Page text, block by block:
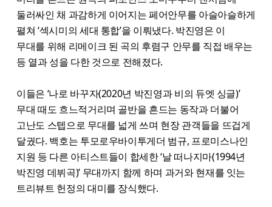
둘러싸인 채 과감하게 이어지는 페어안무를 아슬아슬하게
펼쳐 ‘섹시미의 세대 통합’을 이뤄냈다. 박진영은 이
무대를 위해 리메이크 된 곡의 후렴구 안무를 직접 배우는
등 열과 성을 다한 것으로 전해졌다.
이들은 ‘나로 바꾸자(2020년 박진영과 비의 듀엣 싱글)’
무대 때도 흐느적거리며 골반을 흔드는 동작과 더불어
고난도 스텝으로 무대를 넓게 쓰며 현장 관객들을 뜨겁게
달궜다. 백호는 투모로우바이투게더 범규, 프로미스나인
지원 등 다른 아티스트들이 합세한 ‘날 떠나지마(1994년
박진영 데뷔곡)’ 무대까지 함께 하며 과거와 현재를 잇는
트리뷰트 헌정의 대미를 장식했다.